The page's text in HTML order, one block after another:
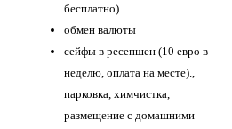
бесплатно)
обмен валюты
сейфы в ресепшен (10 евро в
неделю, оплата на месте).,
парковка, химчистка,
размещение с домашними